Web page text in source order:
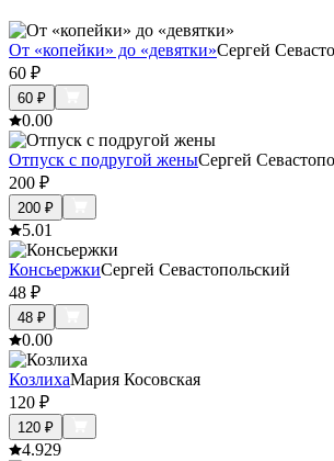
От «копейки» до «девятки»Сергей
60 ₽
60 ₽
0.00
Отпуск с подругой женыСергей
200 ₽
200 ₽
5.01
КонсьержкиСергей Севастопольский
48 ₽
48 ₽
0.00
КозлихаМария Косовская
120 ₽
120 ₽
4.929